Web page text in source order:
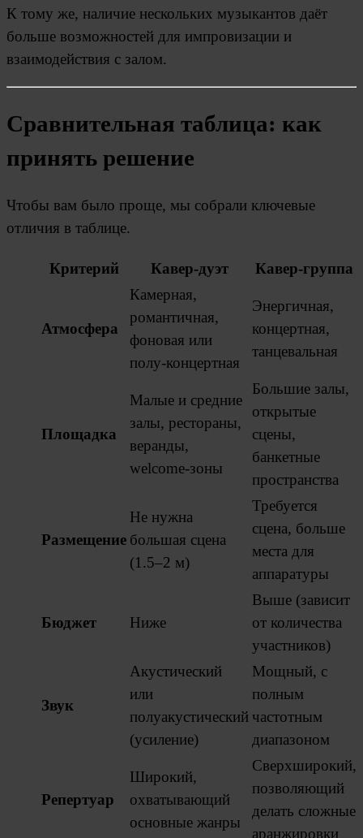
К тому же, наличие нескольких музыкантов даёт
больше возможностей для импровизации и
взаимодействия с залом.
Сравнительная таблица: как
принять решение
Чтобы вам было проще, мы собрали ключевые
отличия в таблице.
Критерий Кавер-дуэт Кавер-группа
Атмосфера
Камерная,
романтичная,
фоновая или
полу-концертная
Энергичная,
концертная,
танцевальная
Площадка
Малые и средние
залы, рестораны,
веранды,
welcome-зоны
Большие залы,
открытые
сцены,
банкетные
пространства
Размещение
Не нужна
большая сцена
(1.5–2 м)
Требуется
сцена, больше
места для
аппаратуры
Бюджет Ниже
Выше (зависит
от количества
участников)
Звук
Акустический
или
полуакустический
(усиление)
Мощный, с
полным
частотным
диапазоном
Репертуар
Широкий,
охватывающий
основные жанры
Сверхширокий,
позволяющий
делать сложные
аранжировки